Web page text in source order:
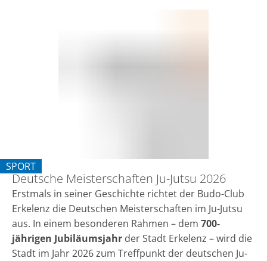
SPORT
KATEGORIE: SPORT
Deutsche Meisterschaften Ju-Jutsu 2026
Erstmals in seiner Geschichte richtet der Budo-Club
Erkelenz die Deutschen Meisterschaften im Ju-Jutsu
aus. In einem besonderen Rahmen – dem 700-
jährigen Jubiläumsjahr der Stadt Erkelenz – wird die
Stadt im Jahr 2026 zum Treffpunkt der deutschen Ju-